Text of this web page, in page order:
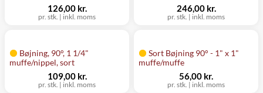
pr. stk. | inkl. moms
126,00 kr.
pr. stk. | inkl. moms
246,00 kr.
Bøjning, 90°, 1 1/4"
muffe/nippel, sort
pr. stk. | inkl. moms
109,00 kr.
Sort Bøjning 90° - 1" x 1"
muffe/muffe
pr. stk. | inkl. moms
56,00 kr.